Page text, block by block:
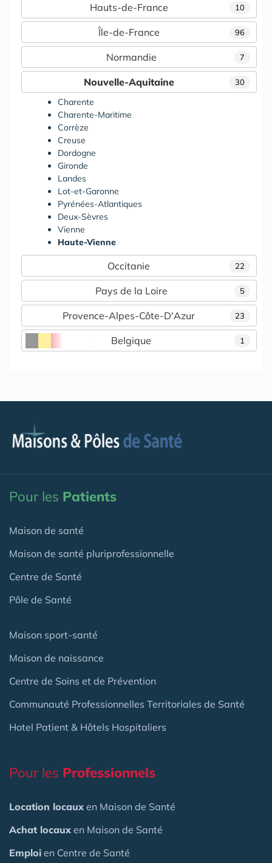
10
Hauts-de-France
96
Île-de-France
7
Normandie
30
Nouvelle-Aquitaine
Charente
Charente-Maritime
Corrèze
Creuse
Dordogne
Gironde
Landes
Lot-et-Garonne
Pyrénées-Atlantiques
Deux-Sèvres
Vienne
Haute-Vienne
22
Occitanie
5
Pays de la Loire
23
Provence-Alpes-Côte-D'Azur
Belgique 1
Pour les Patients
Maison de santé
Maison de santé pluriprofessionnelle
Centre de Santé
Pôle de Santé
Maison sport-santé
Maison de naissance
Centre de Soins et de Prévention
Communauté Professionnelles Territoriales de Santé
Hotel Patient & Hôtels Hospitaliers
Pour les Professionnels
Location locaux en Maison de Santé
Achat locaux en Maison de Santé
Emploi en Centre de Santé